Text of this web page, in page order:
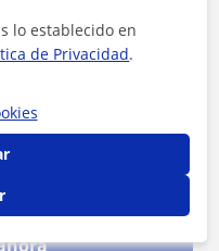
lo establecido en
de Privacidad.